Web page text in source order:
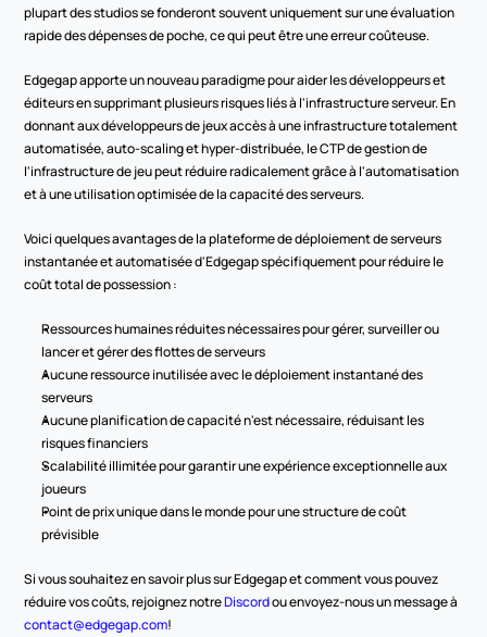
plupart des studios se fonderont souvent uniquement sur une évaluation
rapide des dépenses de poche, ce qui peut être une erreur coûteuse.
Edgegap apporte un nouveau paradigme pour aider les développeurs et
éditeurs en supprimant plusieurs risques liés à l'infrastructure serveur. En
donnant aux développeurs de jeux accès à une infrastructure totalement
automatisée, auto-scaling et hyper-distribuée, le CTP de gestion de
l'infrastructure de jeu peut réduire radicalement grâce à l'automatisation
et à une utilisation optimisée de la capacité des serveurs.
Voici quelques avantages de la plateforme de déploiement de serveurs
instantanée et automatisée d'Edgegap spécifiquement pour réduire le
coût total de possession :
Ressources humaines réduites nécessaires pour gérer, surveiller ou
lancer et gérer des flottes de serveurs
Aucune ressource inutilisée avec le déploiement instantané des
serveurs
Aucune planification de capacité n'est nécessaire, réduisant les
risques financiers
Scalabilité illimitée pour garantir une expérience exceptionnelle aux
joueurs
Point de prix unique dans le monde pour une structure de coût
prévisible
Si vous souhaitez en savoir plus sur Edgegap et comment vous pouvez
réduire vos coûts, rejoignez notre Discord
contact@edgegap.com!